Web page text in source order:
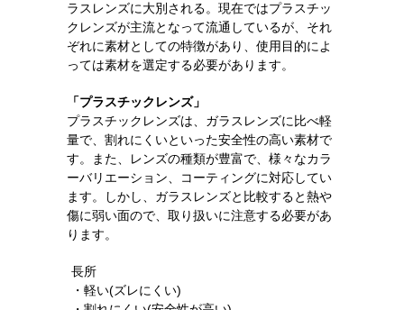
ラスレンズに大別される。現在ではプラスチッ
クレンズが主流となって流通しているが、それ
ぞれに素材としての特徴があり、使用目的によ
っては素材を選定する必要があります。
「プラスチックレンズ」
プラスチックレンズは、ガラスレンズに比べ軽
量で、割れにくいといった安全性の高い素材で
す。また、レンズの種類が豊富で、様々なカラ
ーバリエーション、コーティングに対応してい
ます。しかし、ガラスレンズと比較すると熱や
傷に弱い面ので、取り扱いに注意する必要があ
ります。
長所
・軽い(ズレにくい)